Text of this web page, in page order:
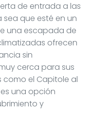
de entrada a las
sea que esté en un
una escapada de
ofrecen
sin
cerca para sus
como el Capitole al
una opción
y